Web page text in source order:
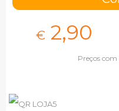
€ 2,90
Preços